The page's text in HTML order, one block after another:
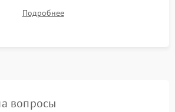
отсутствия посторонних шумов,
и абсолютной сухости в поддоне.
Подробнее
вопросы